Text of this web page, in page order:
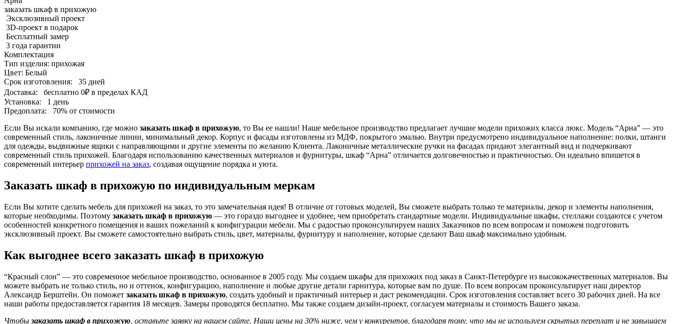
заказать шкаф в прихожую
Эксклюзивный проект
3D-проект в подарок
Бесплатный замер
3 года гарантии
Комплектация
Тип изделия: прихожая
Цвет: Белый
Срок изготовления:
35 дней
Доставка:
бесплатно 0₽ в пределах КАД
Установка:
1 день
Предоплата:
70% от стоимости
Если Вы искали компанию, где можно заказать шкаф в прихожую, то Вы ее нашли! Наше мебельное производство предлагает лучшие модели прихожих класса люкс. Модель “Арна” — это
современный стиль, лаконичные линии, минимальный декор. Корпус и фасады изготовлены из МДФ, покрытого эмалью. Внутри предусмотрено индивидуальное наполнение: полки, штанги
для одежды, выдвижные ящики с направляющими и другие элементы по желанию Клиента. Лаконичные металлические ручки на фасадах придают элегантный вид и подчеркивают
современный стиль прихожей. Благодаря использованию качественных материалов и фурнитуры, шкаф “Арна” отличается долговечностью и практичностью. Он идеально впишется в
современный интерьер прихожей на заказ, создавая ощущение порядка и уюта.
Заказать шкаф в прихожую по индивидуальным меркам
Если Вы хотите сделать мебель для прихожей на заказ, то это замечательная идея! В отличие от готовых моделей, Вы сможете выбрать только те материалы, декор и элементы наполнения,
которые необходимы. Поэтому заказать шкаф в прихожую — это гораздо выгоднее и удобнее, чем приобретать стандартные модели. Индивидуальные шкафы, стеллажи создаются с учетом
особенностей конкретного помещения и ваших пожеланий к конфигурации мебели. Мы с радостью проконсультируем наших Заказчиков по всем вопросам и поможем подготовить
эксклюзивный проект. Вы сможете самостоятельно выбрать стиль, цвет, материалы, фурнитуру и наполнение, которые сделают Ваш шкаф максимально удобным.
Как выгоднее всего заказать шкаф в прихожую
“Красный слон” — это современное мебельное производство, основанное в 2005 году. Мы создаем шкафы для прихожих под заказ в Санкт-Петербурге из высококачественных материалов. Вы
можете выбрать не только стиль, но и оттенок, конфигурацию, наполнение и любые другие детали гарнитура, которые вам по душе. По всем вопросам проконсультирует наш директор
Александр Берштейн. Он поможет заказать шкаф в прихожую, создать удобный и практичный интерьер и даст рекомендации. Срок изготовления составляет всего 30 рабочих дней. На все
наши работы предоставляется гарантия 18 месяцев. Замеры проводятся бесплатно. Мы также создаем дизайн-проект, согласуем материалы и стоимость Вашего заказа.
Чтобы заказать шкаф в прихожую , оставьте заявку на нашем сайте. Наши цены на 30% ниже, чем у конкурентов, благодаря тому, что мы не используем скрытых переплат и не завышаем